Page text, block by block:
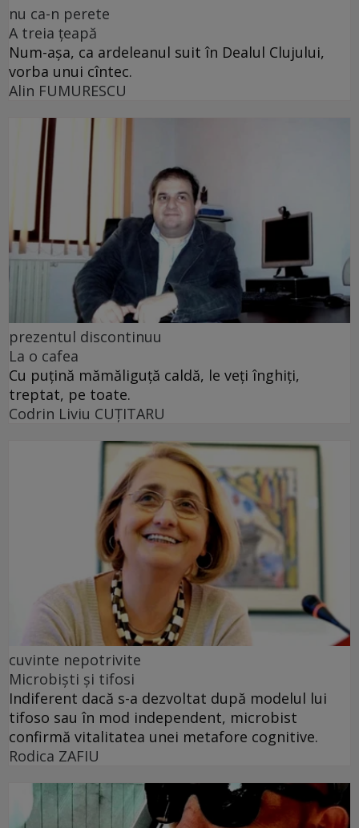
nu ca-n perete
A treia țeapă
Num-așa, ca ardeleanul suit în Dealul Clujului,
vorba unui cîntec.
Alin FUMURESCU
prezentul discontinuu
La o cafea
Cu puţină mămăliguţă caldă, le veţi înghiţi,
treptat, pe toate.
Codrin Liviu CUŢITARU
cuvinte nepotrivite
Microbiști și tifosi
Indiferent dacă s-a dezvoltat după modelul lui
tifoso sau în mod independent, microbist
confirmă vitalitatea unei metafore cognitive.
Rodica ZAFIU